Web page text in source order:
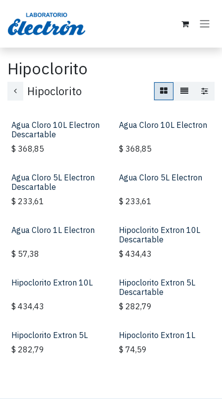
Hipoclorito
Hipoclorito
Agua Cloro 10L Electron
Descartable
$ 368,85
Agua Cloro 10L Electron
$ 368,85
Agua Cloro 5L Electron
Descartable
$ 233,61
Agua Cloro 5L Electron
$ 233,61
Agua Cloro 1L Electron
$ 57,38
Hipoclorito Extron 10L
Descartable
$ 434,43
Hipoclorito Extron 10L
$ 434,43
Hipoclorito Extron 5L
Descartable
$ 282,79
Hipoclorito Extron 5L
$ 282,79
Hipoclorito Extron 1L
$ 74,59